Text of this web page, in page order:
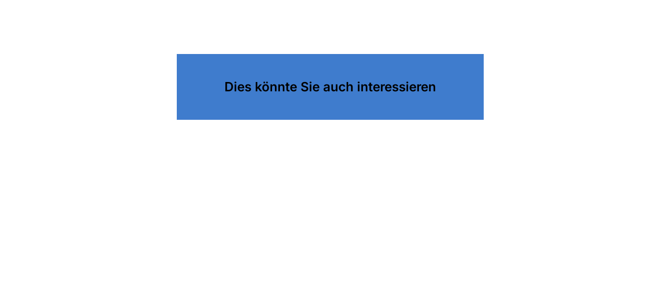
Dies könnte Sie auch interessieren